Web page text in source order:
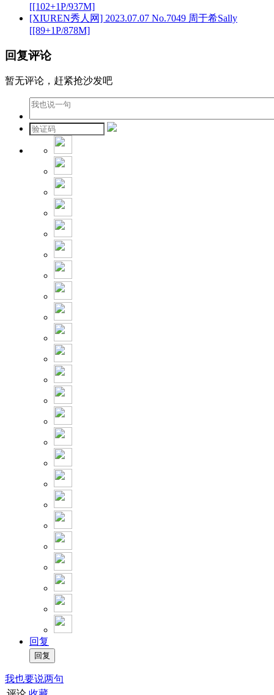
[[102+1P/937M]
[XIUREN秀人网] 2023.07.07 No.7049 周于希Sally
[[89+1P/878M]
回复评论
暂无评论，赶紧抢沙发吧
回复
我也要说两句